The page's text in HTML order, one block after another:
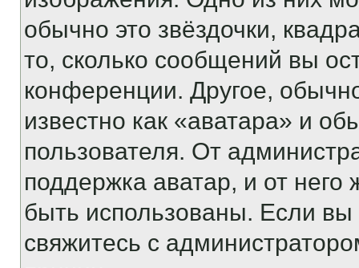
обычно это звёздочки,
то, сколько сообщений вы
конференции. Другое,
известно как «аватара» и
пользователя. От
поддержка аватар, и от него
быть использованы. Если
свяжитесь с